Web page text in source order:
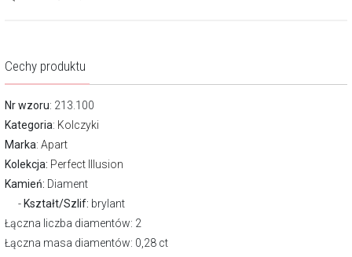
Cechy produktu
Nr wzoru: 213.100
Kategoria: Kolczyki
Marka: Apart
Kolekcja: Perfect Illusion
Kamień: Diament
Kształt/Szlif: brylant
Łączna liczba diamentów: 2
Łączna masa diamentów: 0,28 ct